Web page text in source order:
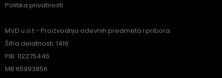
Politika privatnosti.
MVD u.o.t - Proizvodnja odevnih predmeta i pribora
Šifra delatnosti: 1419
PIB: 112275446
MB:65993856